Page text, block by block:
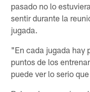
pasado no lo
sentir durante la
jugada.
"En cada jugada hay
puntos de los
puede ver lo serio